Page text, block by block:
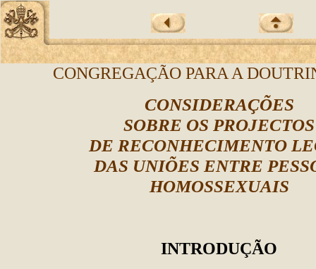
CONGREGAÇÃO PARA A
CONSIDERAÇÕES
SOBRE OS PROJECTOS
DE RECONHECIMENTO
DAS UNIÕES ENTRE
HOMOSSEXUAIS
INTRODUÇÃO